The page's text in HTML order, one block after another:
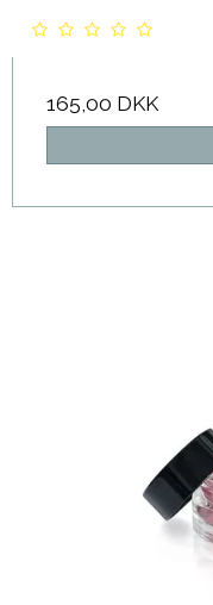
165,00 DKK